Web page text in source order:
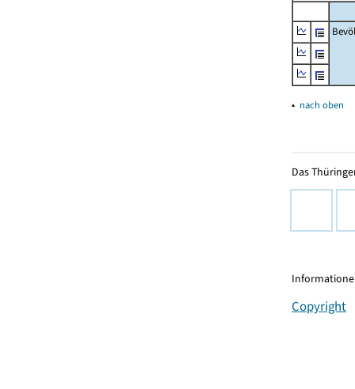
▴ nach oben
Das
Copyright